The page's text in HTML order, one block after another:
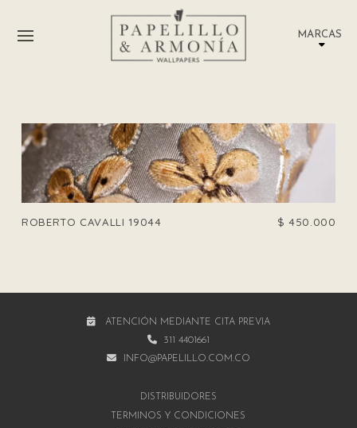
MARCAS
ROBERTO CAVALLI 19044 $ 450.000
ATENCIÓN MEDIANTE CITA PREVIA
311 4401661
INFO@PAPELILLO.COM.CO
DISTRIBUIDORES
TÉRMINOS Y CONDICIONES